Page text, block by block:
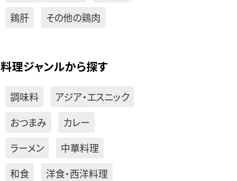
鶏肝
その他の鶏肉
料理ジャンルから探す
調味料
アジア・エスニック
おつまみ
カレー
ラーメン
中華料理
和食
洋食・西洋料理